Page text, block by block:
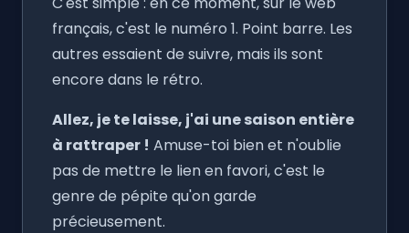
français, c'est le numéro 1. Point barre. Les
autres essaient de suivre, mais ils sont
encore dans le rétro.
Allez, je te laisse, j'ai une saison entière
à rattraper ! Amuse-toi bien et n'oublie
pas de mettre le lien en favori, c'est le
genre de pépite qu'on garde
précieusement.